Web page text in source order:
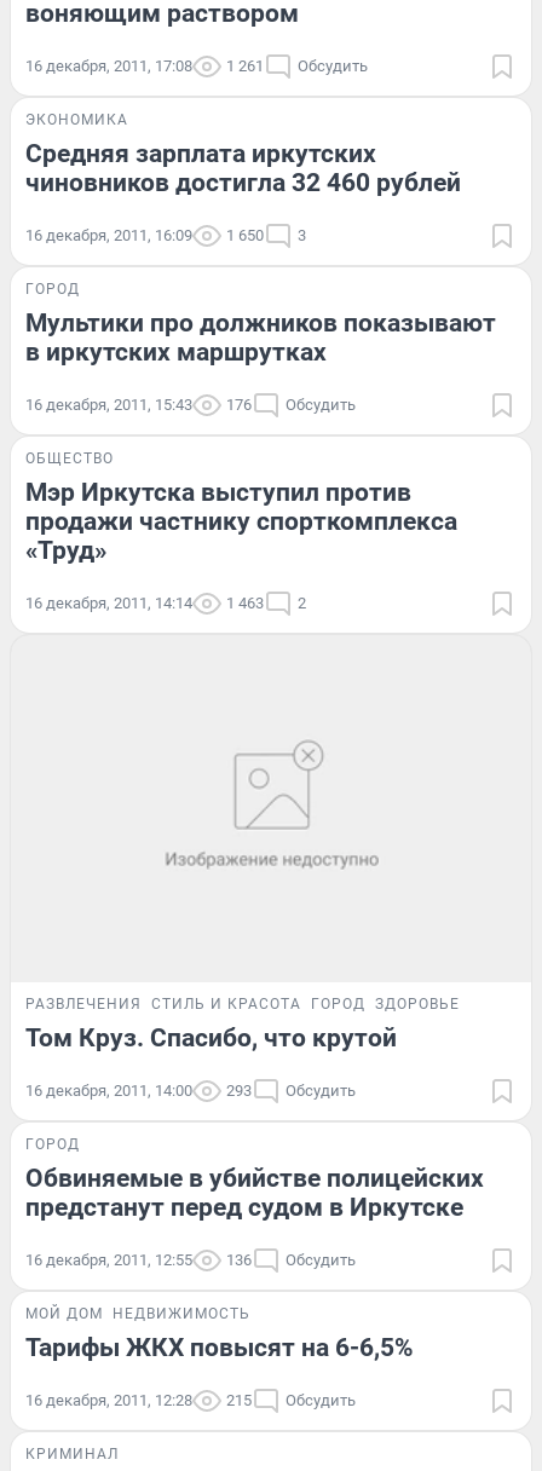
воняющим раствором
16 декабря, 2011, 17:08 1 261 Обсудить
ЭКОНОМИКА
Средняя зарплата иркутских
чиновников достигла 32 460 рублей
16 декабря, 2011, 16:09 1 650 3
ГОРОД
Мультики про должников показывают
в иркутских маршрутках
16 декабря, 2011, 15:43 176 Обсудить
ОБЩЕСТВО
Мэр Иркутска выступил против
продажи частнику спорткомплекса
«Труд»
16 декабря, 2011, 14:14 1 463 2
РАЗВЛЕЧЕНИЯ СТИЛЬ И КРАСОТА ГОРОД ЗДОРОВЬЕ
Том Круз. Спасибо, что крутой
16 декабря, 2011, 14:00 293 Обсудить
ГОРОД
Обвиняемые в убийстве полицейских
предстанут перед судом в Иркутске
16 декабря, 2011, 12:55 136 Обсудить
МОЙ ДОМ НЕДВИЖИМОСТЬ
Тарифы ЖКХ повысят на 6-6,5%
16 декабря, 2011, 12:28 215 Обсудить
КРИМИНАЛ